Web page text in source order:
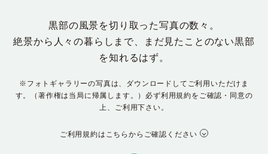
黒部の風景を切り取った写真の数々。
絶景から人々の暮らしまで、まだ見たことのない黒部
を知れるはず。
※フォトギャラリーの写真は、ダウンロードしてご利用いただけま
す。（著作権は当局に帰属します。）必ず利用規約をご確認・同意の
上、ご利用下さい。
ご利用規約はこちらからご確認ください